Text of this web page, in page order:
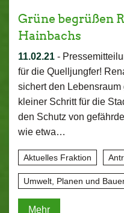
Grüne begrüßen
Hainbachs
11.02.21 -
für die Quelljungfer!
sichert den
kleiner Schritt für die
den Schutz von
wie etwa…
Aktuelles Fraktion
Umwelt, Planen und
Mehr